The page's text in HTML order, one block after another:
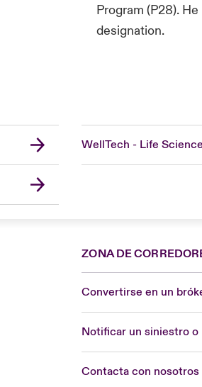
Program (P28).
designation.
WellTech - Life
ZONA DE
Convertirse en un
Notificar un siniestro o
Contacta con nosotros